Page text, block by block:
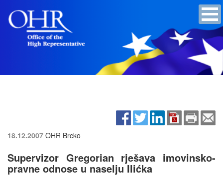
18.12.2007 OHR Brcko
Supervizor Gregorian rješava imovinsko-
pravne odnose u naselju Ilićka